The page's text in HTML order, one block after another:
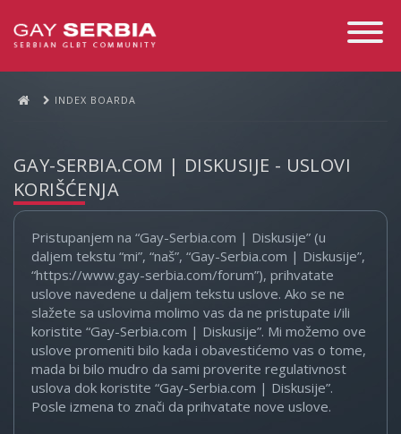
Toggle
INDEX BOARDA
GAY-SERBIA.COM | DISKUSIJE - USLOVI
KORIŠĆENJA
Pristupanjem na “Gay-Serbia.com | Diskusije” (u
daljem tekstu “mi”, “naš”, “Gay-Serbia.com | Diskusije”,
“https://www.gay-serbia.com/forum”), prihvatate
uslove navedene u daljem tekstu uslove. Ako se ne
slažete sa uslovima molimo vas da ne pristupate i/ili
koristite “Gay-Serbia.com | Diskusije”. Mi možemo ove
uslove promeniti bilo kada i obavestićemo vas o tome,
mada bi bilo mudro da sami proverite regulativnost
uslova dok koristite “Gay-Serbia.com | Diskusije”.
Posle izmena to znači da prihvatate nove uslove.